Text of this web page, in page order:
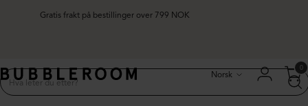
Gratis frakt på bestillinger over 799 NOK
Norsk
0